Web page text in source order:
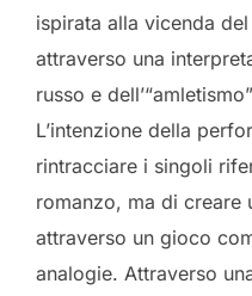
ispirata alla vicenda
attraverso una
russo e
L’intenzione della
rintracciare i singoli
romanzo, ma di creare
attraverso un gioco
analogie. Attraverso